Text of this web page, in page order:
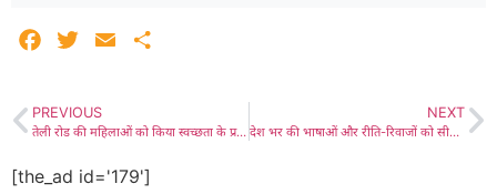
FacebookTwitterEmail
PREVIOUS
तेली रोड की महिलाओं को किया स्वच्छता के प्रति जागरूक, रुडीप द्वारा महिला समूह में सिवरेज पर जागरूकता कार्यक्रम में हुई चर्चा
NEXT
देश भर की भाषाओं और रीति-रिवाजों को सीखने-समझने का मज़ेदार और आसान माध्यम है पॉडकास्ट- प्रो. जैन, भारतीय भाषा उत्सव के सात दिवसीय आयोजन में पॉडकास्ट की भाषाई उपयोगिता पर कार्यक्रम आयोजित
[the_ad id='179']